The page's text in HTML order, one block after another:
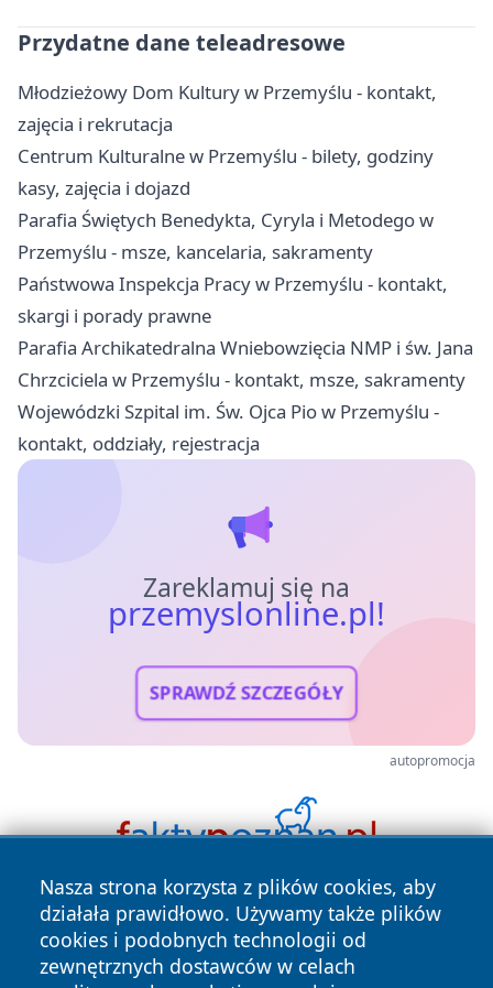
Przydatne dane teleadresowe
Młodzieżowy Dom Kultury w Przemyślu - kontakt,
zajęcia i rekrutacja
Centrum Kulturalne w Przemyślu - bilety, godziny
kasy, zajęcia i dojazd
Parafia Świętych Benedykta, Cyryla i Metodego w
Przemyślu - msze, kancelaria, sakramenty
Państwowa Inspekcja Pracy w Przemyślu - kontakt,
skargi i porady prawne
Parafia Archikatedralna Wniebowzięcia NMP i św. Jana
Chrzciciela w Przemyślu - kontakt, msze, sakramenty
Wojewódzki Szpital im. Św. Ojca Pio w Przemyślu -
kontakt, oddziały, rejestracja
Zareklamuj się na
przemyslonline.pl!
SPRAWDŹ SZCZEGÓŁY
autopromocja
Nasza strona korzysta z plików cookies, aby
działała prawidłowo. Używamy także plików
cookies i podobnych technologii od
zewnętrznych dostawców w celach